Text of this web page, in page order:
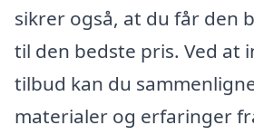
sikrer også, at du får den
til den bedste pris. Ved at
tilbud kan du
materialer og erfaringer